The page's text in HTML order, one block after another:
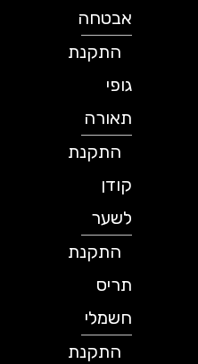
אבטחה
התקנת
תאורה
התקנת
לשער
התקנת
תריס
חשמלי
התקנת